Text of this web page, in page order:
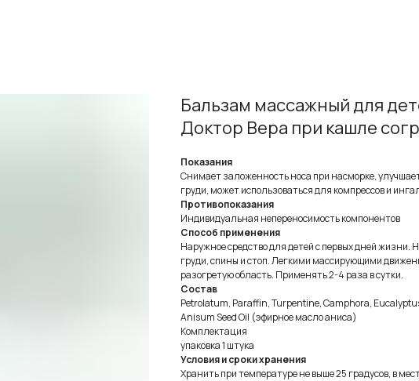
Бальзам массажный для
Доктор Вера при кашле
Показания
Снимает заложенность носа при насморке,
груди, может использоваться для компрессов и
Противопоказания
Индивидуальная непереносимость компонентов
Способ применения
Наружное средство для детей с первых дней жизни.
груди, спины и стоп. Легкими массирующими
разогретую область. Применять 2-4 раза в сутки.
Состав
Petrolatum, Paraffin, Turpentine, Camphora,
Anisum Seed Oil (эфирное масло аниса)
Комплектация
упаковка 1 штука
Условия и сроки хранения
Хранить при температуре не выше 25 градусов, в